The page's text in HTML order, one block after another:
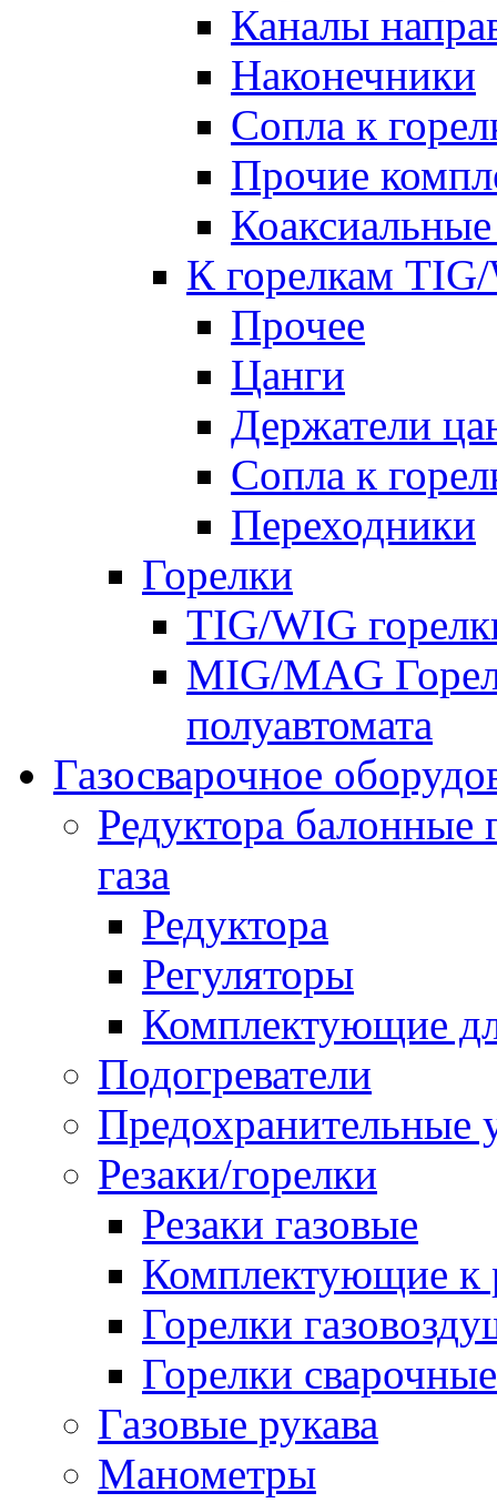
Каналы
Наконечники
Сопла к
Прочие
К горелкам
Прочее
Цанги
Держатели
Сопла к
Переходники
Горелки
TIG/WIG
MIG/MAG
полуавтомата
Газосварочное
Редуктора балонные
газа
Редуктора
Регуляторы
Комплектующие
Подогреватели
Предохранительные
Резаки/горелки
Резаки газовые
Комплектующие к
Горелки
Горелки сварочные
Газовые рукава
Манометры